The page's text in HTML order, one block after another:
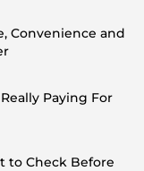
Convenience and
Paying For
to Check Before